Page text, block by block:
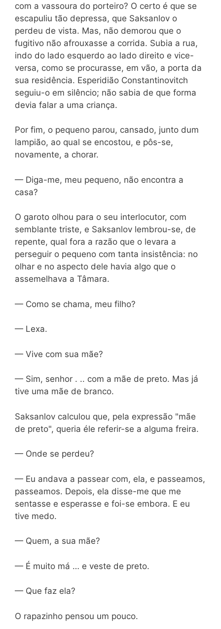
com a vassoura do porteiro? O certo é que se
escapuliu tão depressa, que Saksanlov o
perdeu de vista. Mas, não demorou que o
fugitivo não afrouxasse a corrida. Subia a rua,
indo do lado esquerdo ao lado direito e vice-
versa, como se procurasse, em vão, a porta da
sua residência. Esperidião Constantinovitch
seguiu-o em silêncio; não sabia de que forma
devia falar a uma criança.
Por fim, o pequeno parou, cansado, junto dum
lampião, ao qual se encostou, e pôs-se,
novamente, a chorar.
— Diga-me, meu pequeno, não encontra a
casa?
O garoto olhou para o seu interlocutor, com
semblante triste, e Saksanlov lembrou-se, de
repente, qual fora a razão que o levara a
perseguir o pequeno com tanta insistência: no
olhar e no aspecto dele havia algo que o
assemelhava a Tâmara.
— Como se chama, meu filho?
— Lexa.
— Vive com sua mãe?
— Sim, senhor . .. com a mãe de preto. Mas já
tive uma mãe de branco.
Saksanlov calculou que, pela expressão "mãe
de preto", queria éle referir-se a alguma freira.
— Onde se perdeu?
— Eu andava a passear com, ela, e passeamos,
passeamos. Depois, ela disse-me que me
sentasse e esperasse e foi-se embora. E eu
tive medo.
— Quem, a sua mãe?
— É muito má … e veste de preto.
— Que faz ela?
O rapazinho pensou um pouco.